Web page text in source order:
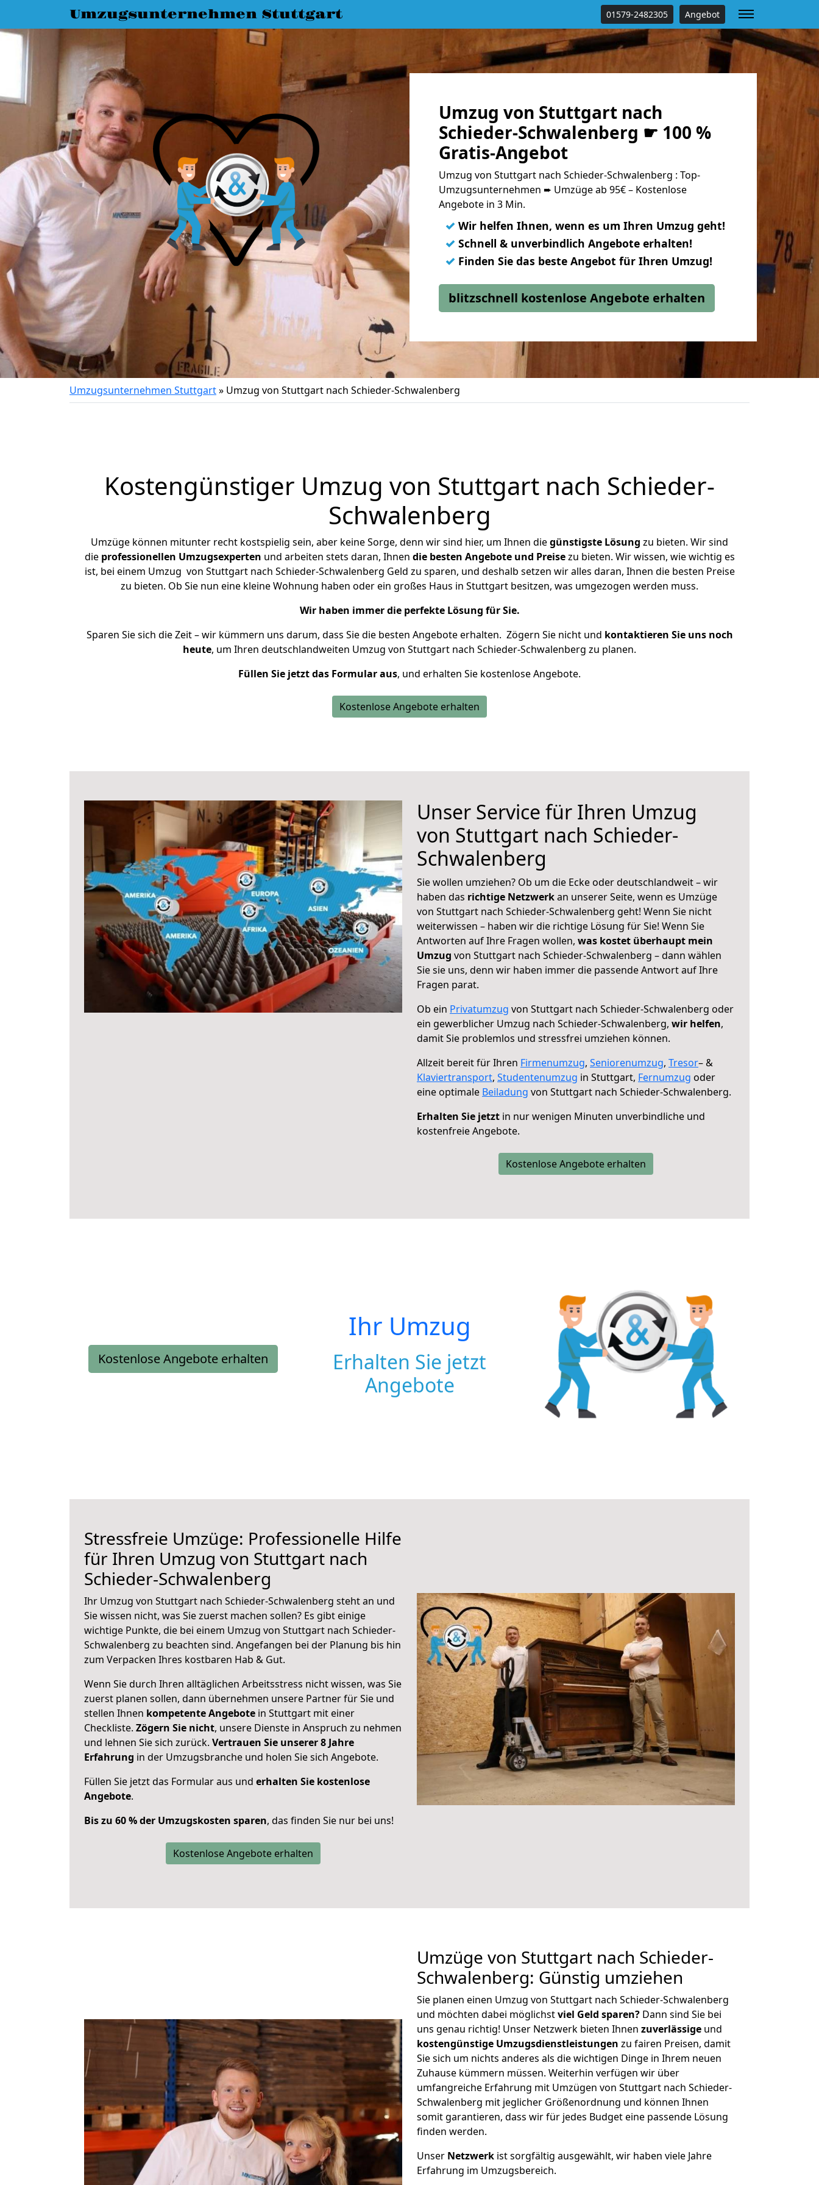
Umzugsunternehmen Stuttgart 01579-2482305 Angebot
Umzug von Stuttgart nach
Schieder-Schwalenberg ☛ 100 %
Gratis-Angebot
Umzug von Stuttgart nach Schieder-Schwalenberg : Top-
Umzugsunternehmen ➨ Umzüge ab 95€ – Kostenlose
Angebote in 3 Min.
✓ Wir helfen Ihnen, wenn es um Ihren Umzug geht!
✓ Schnell & unverbindlich Angebote erhalten!
✓ Finden Sie das beste Angebot für Ihren Umzug!
blitzschnell kostenlose Angebote erhalten
Umzugsunternehmen Stuttgart» Umzug von Stuttgart nach Schieder-Schwalenberg
Kostengünstiger Umzug von Stuttgart nach Schieder-
Schwalenberg
Umzüge können mitunter recht kostspielig sein, aber keine Sorge, denn wir sind hier, um Ihnen diegünstigste Lösung zu bieten. Wir sind
die professionellen Umzugsexperten und arbeiten stets daran, Ihnen die besten Angebote und Preisezu bieten. Wir wissen, wie wichtig es
ist, bei einem Umzug von Stuttgart nach Schieder-Schwalenberg Geld zu sparen, und deshalb setzen wir alles daran, Ihnen die besten Preise
zu bieten. Ob Sie nun eine kleine Wohnung haben oder ein großes Haus in Stuttgart besitzen, was umgezogen werden muss.
Wir haben immer die perfekte Lösung für Sie.
Sparen Sie sich die Zeit – wir kümmern uns darum, dass Sie die besten Angebote erhalten. Zögern Sie nicht und kontaktieren Sie uns noch
heute, um Ihren deutschlandweiten Umzug von Stuttgart nach Schieder-Schwalenberg zu planen.
Füllen Sie jetzt das Formular aus, und erhalten Sie kostenlose Angebote.
Kostenlose Angebote erhalten
Unser Service für Ihren Umzug
von Stuttgart nach Schieder-
Schwalenberg
Sie wollen umziehen? Ob um die Ecke oder deutschlandweit – wir
haben das richtige Netzwerkan unserer Seite, wenn es Umzüge
von Stuttgart nach Schieder-Schwalenberg geht! Wenn Sie nicht
weiterwissen – haben wir die richtige Lösung für Sie! Wenn Sie
Antworten auf Ihre Fragen wollen, was kostet überhaupt mein
Umzug von Stuttgart nach Schieder-Schwalenberg – dann wählen
Sie sie uns, denn wir haben immer die passende Antwort auf Ihre
Fragen parat.
Ob ein Privatumzug von Stuttgart nach Schieder-Schwalenberg oder
ein gewerblicher Umzug nach Schieder-Schwalenberg, wir helfen,
damit Sie problemlos und stressfrei umziehen können.
Allzeit bereit für Ihren Firmenumzug, Seniorenumzug, Tresor– &
Klaviertransport, Studentenumzug in Stuttgart, Fernumzug oder
eine optimale Beiladung von Stuttgart nach Schieder-Schwalenberg.
Erhalten Sie jetzt in nur wenigen Minuten unverbindliche und
kostenfreie Angebote.
Kostenlose Angebote erhalten
Kostenlose Angebote erhalten
Ihr Umzug
Erhalten Sie jetzt
Angebote
Stressfreie Umzüge: Professionelle Hilfe
für Ihren Umzug von Stuttgart nach
Schieder-Schwalenberg
Ihr Umzug von Stuttgart nach Schieder-Schwalenberg steht an und
Sie wissen nicht, was Sie zuerst machen sollen? Es gibt einige
wichtige Punkte, die bei einem Umzug von Stuttgart nach Schieder-
Schwalenberg zu beachten sind. Angefangen bei der Planung bis hin
zum Verpacken Ihres kostbaren Hab & Gut.
Wenn Sie durch Ihren alltäglichen Arbeitsstress nicht wissen, was Sie
zuerst planen sollen, dann übernehmen unsere Partner für Sie und
stellen Ihnen kompetente Angebote in Stuttgart mit einer
Checkliste. Zögern Sie nicht, unsere Dienste in Anspruch zu nehmen
und lehnen Sie sich zurück. Vertrauen Sie unserer 8 Jahre
Erfahrung in der Umzugsbranche und holen Sie sich Angebote.
Füllen Sie jetzt das Formular aus und erhalten Sie kostenlose
Angebote.
Bis zu 60 % der Umzugskosten sparen, das finden Sie nur bei uns!
Kostenlose Angebote erhalten
Umzüge von Stuttgart nach Schieder-
Schwalenberg: Günstig umziehen
Sie planen einen Umzug von Stuttgart nach Schieder-Schwalenberg
und möchten dabei möglichstviel Geld sparen? Dann sind Sie bei
uns genau richtig! Unser Netzwerk bieten Ihnen zuverlässige und
kostengünstige Umzugsdienstleistungen zu fairen Preisen, damit
Sie sich um nichts anderes als die wichtigen Dinge in Ihrem neuen
Zuhause kümmern müssen. Weiterhin verfügen wir über
umfangreiche Erfahrung mit Umzügen von Stuttgart nach Schieder-
Schwalenberg mit jeglicher Größenordnung und können Ihnen
somit garantieren, dass wir für jedes Budget eine passende Lösung
finden werden.
Unser Netzwerk ist sorgfältig ausgewählt, wir haben viele Jahre
Erfahrung im Umzugsbereich.